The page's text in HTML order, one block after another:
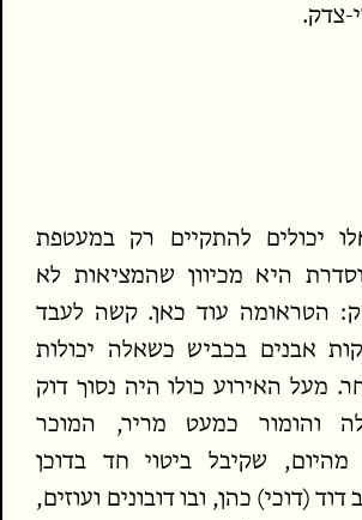
צדק.
יכולים להתקיים רק במעטפת
היא מכיוון שהמציאות לא
הטראומה עוד כאן. קשה לעבד
אבנים בכביש כשאלה יכולות
מעל האירוע כולו היה נסוך דוק
והומור כמעט מריר, המוכר
שקיבל ביטוי חד בדוכן
(דוכי) כהן, ובו דובונים ועוזים,